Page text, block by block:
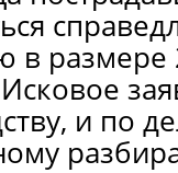
в размере
и по